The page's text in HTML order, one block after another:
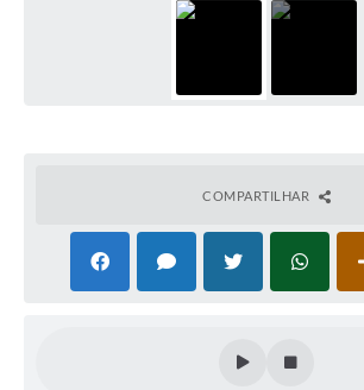
Associação dos Servidores Públicos
Vinhedo
COMPARTILHAR